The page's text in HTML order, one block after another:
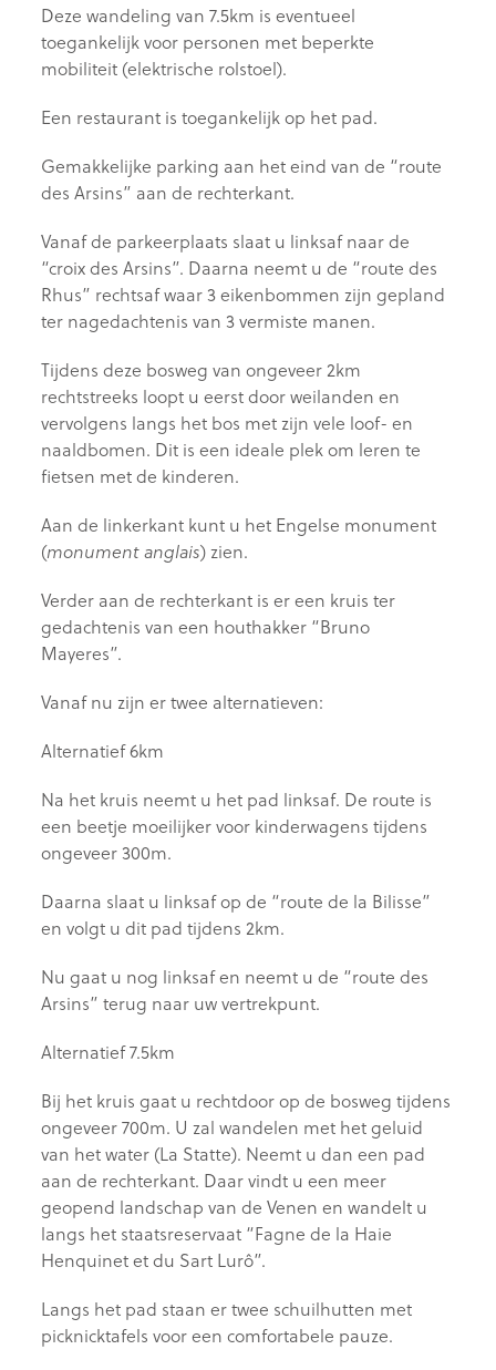
Deze wandeling van 7.5km is eventueel
toegankelijk voor personen met beperkte
mobiliteit (elektrische rolstoel).
Een restaurant is toegankelijk op het pad.
Gemakkelijke parking aan het eind van de “route
des Arsins” aan de rechterkant.
Vanaf de parkeerplaats slaat u linksaf naar de
“croix des Arsins”. Daarna neemt u de “route des
Rhus” rechtsaf waar 3 eikenbommen zijn gepland
ter nagedachtenis van 3 vermiste manen.
Tijdens deze bosweg van ongeveer 2km
rechtstreeks loopt u eerst door weilanden en
vervolgens langs het bos met zijn vele loof- en
naaldbomen. Dit is een ideale plek om leren te
fietsen met de kinderen.
Aan de linkerkant kunt u het Engelse monument
(monument anglais) zien.
Verder aan de rechterkant is er een kruis ter
gedachtenis van een houthakker “Bruno
Mayeres”.
Vanaf nu zijn er twee alternatieven:
Alternatief 6km
Na het kruis neemt u het pad linksaf. De route is
een beetje moeilijker voor kinderwagens tijdens
ongeveer 300m.
Daarna slaat u linksaf op de “route de la Bilisse”
en volgt u dit pad tijdens 2km.
Nu gaat u nog linksaf en neemt u de “route des
Arsins” terug naar uw vertrekpunt.
Alternatief 7.5km
Bij het kruis gaat u rechtdoor op de bosweg tijdens
ongeveer 700m. U zal wandelen met het geluid
van het water (La Statte). Neemt u dan een pad
aan de rechterkant. Daar vindt u een meer
geopend landschap van de Venen en wandelt u
langs het staatsreservaat “Fagne de la Haie
Henquinet et du Sart Lurô”.
Langs het pad staan er twee schuilhutten met
picknicktafels voor een comfortabele pauze.